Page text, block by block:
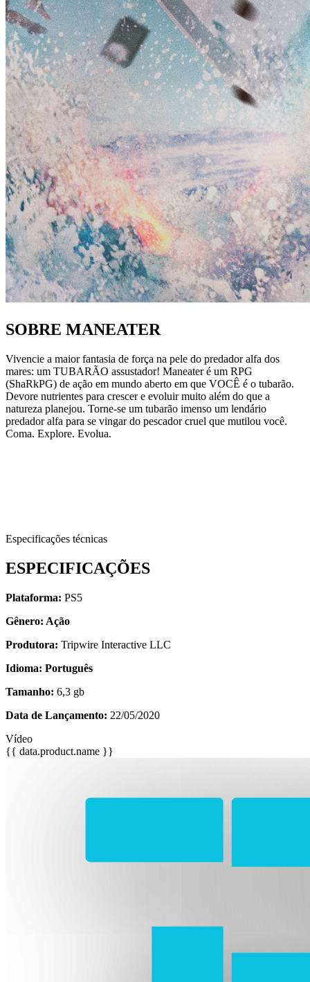
SOBRE MANEATER
Vivencie a maior fantasia de força na pele do predador alfa dos
mares: um TUBARÃO assustador! Maneater é um RPG
(ShaRkPG) de ação em mundo aberto em que VOCÊ é o tubarão.
Devore nutrientes para crescer e evoluir muito além do que a
natureza planejou. Torne-se um tubarão imenso um lendário
predador alfa para se vingar do pescador cruel que mutilou você.
Coma. Explore. Evolua.
Especificações técnicas
ESPECIFICAÇÕES
Plataforma: PS5
Gênero: Ação
Produtora: Tripwire Interactive LLC
Idioma: Português
Tamanho: 6,3 gb
Data de Lançamento: 22/05/2020
Vídeo
{{ data.product.name }}